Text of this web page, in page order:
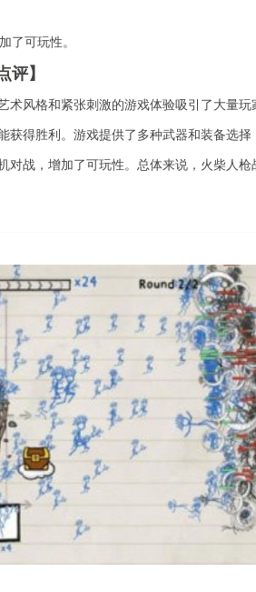
了可玩性。
评】
术风格和紧张刺激的游戏体验吸引了大量
获得胜利。游戏提供了多种武器和装备选
对战，增加了可玩性。总体来说，火柴人枪